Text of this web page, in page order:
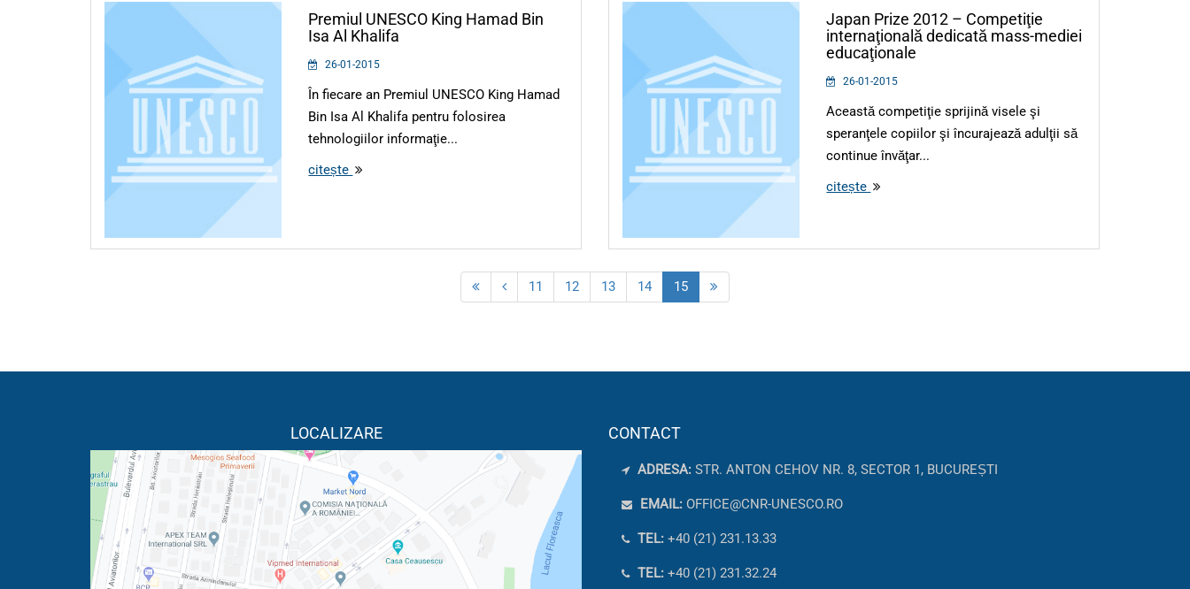
Premiul UNESCO King Hamad Bin
Isa Al Khalifa
26-01-2015
În fiecare an Premiul UNESCO King Hamad
Bin Isa Al Khalifa pentru folosirea
tehnologiilor informaţie...
citește
Japan Prize 2012 – Competiţie
internaţională dedicată mass-mediei
educaţionale
26-01-2015
Această competiţie sprijină visele şi
speranţele copiilor şi încurajează adulţii să
continue învăţar...
citește
11 12 13 14 15
LOCALIZARE CONTACT
ADRESA: STR. ANTON CEHOV NR. 8, SECTOR 1, BUCUREȘTI
EMAIL: OFFICE@CNR-UNESCO.RO
TEL: +40 (21) 231.13.33
TEL: +40 (21) 231.32.24